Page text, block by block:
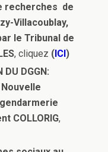
recherches de
Villacoublay,
le Tribunal de
, cliquez (ICI)
DU DGGN:
Nouvelle
COLLORIG,